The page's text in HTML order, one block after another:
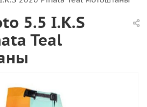
5.5 I.K.S
Teal